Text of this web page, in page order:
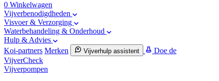
0 Winkelwagen
Vijverbenodigdheden
Visvoer & Verzorging
Waterbehandeling & Onderhoud
Hulp & Advies
Koi-partners Merken Vijverhulp assistent
Doe de
VijverCheck
Vijverpompen